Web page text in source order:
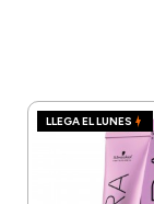
LLEGA EL LUNES